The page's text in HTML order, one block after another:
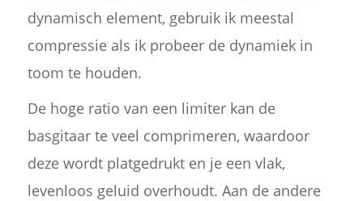
dynamisch element, gebruik ik meestal
compressie als ik probeer de dynamiek in
toom te houden.
De hoge ratio van een limiter kan de
basgitaar te veel comprimeren, waardoor
deze wordt platgedrukt en je een vlak,
levenloos geluid overhoudt. Aan de andere